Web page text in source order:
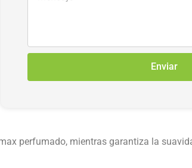
Enviar
perfumado, mientras garantiza la